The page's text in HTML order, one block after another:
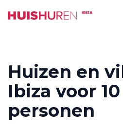
Huizen en
Ibiza voor 10
personen